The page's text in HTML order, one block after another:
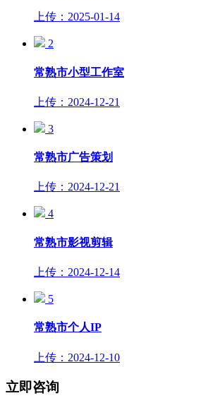
上传：2025-01-14
2
常熟市小型工作室
上传：2024-12-21
3
常熟市广告策划
上传：2024-12-21
4
常熟市影视剪辑
上传：2024-12-14
5
常熟市个人IP
上传：2024-12-10
立即咨询